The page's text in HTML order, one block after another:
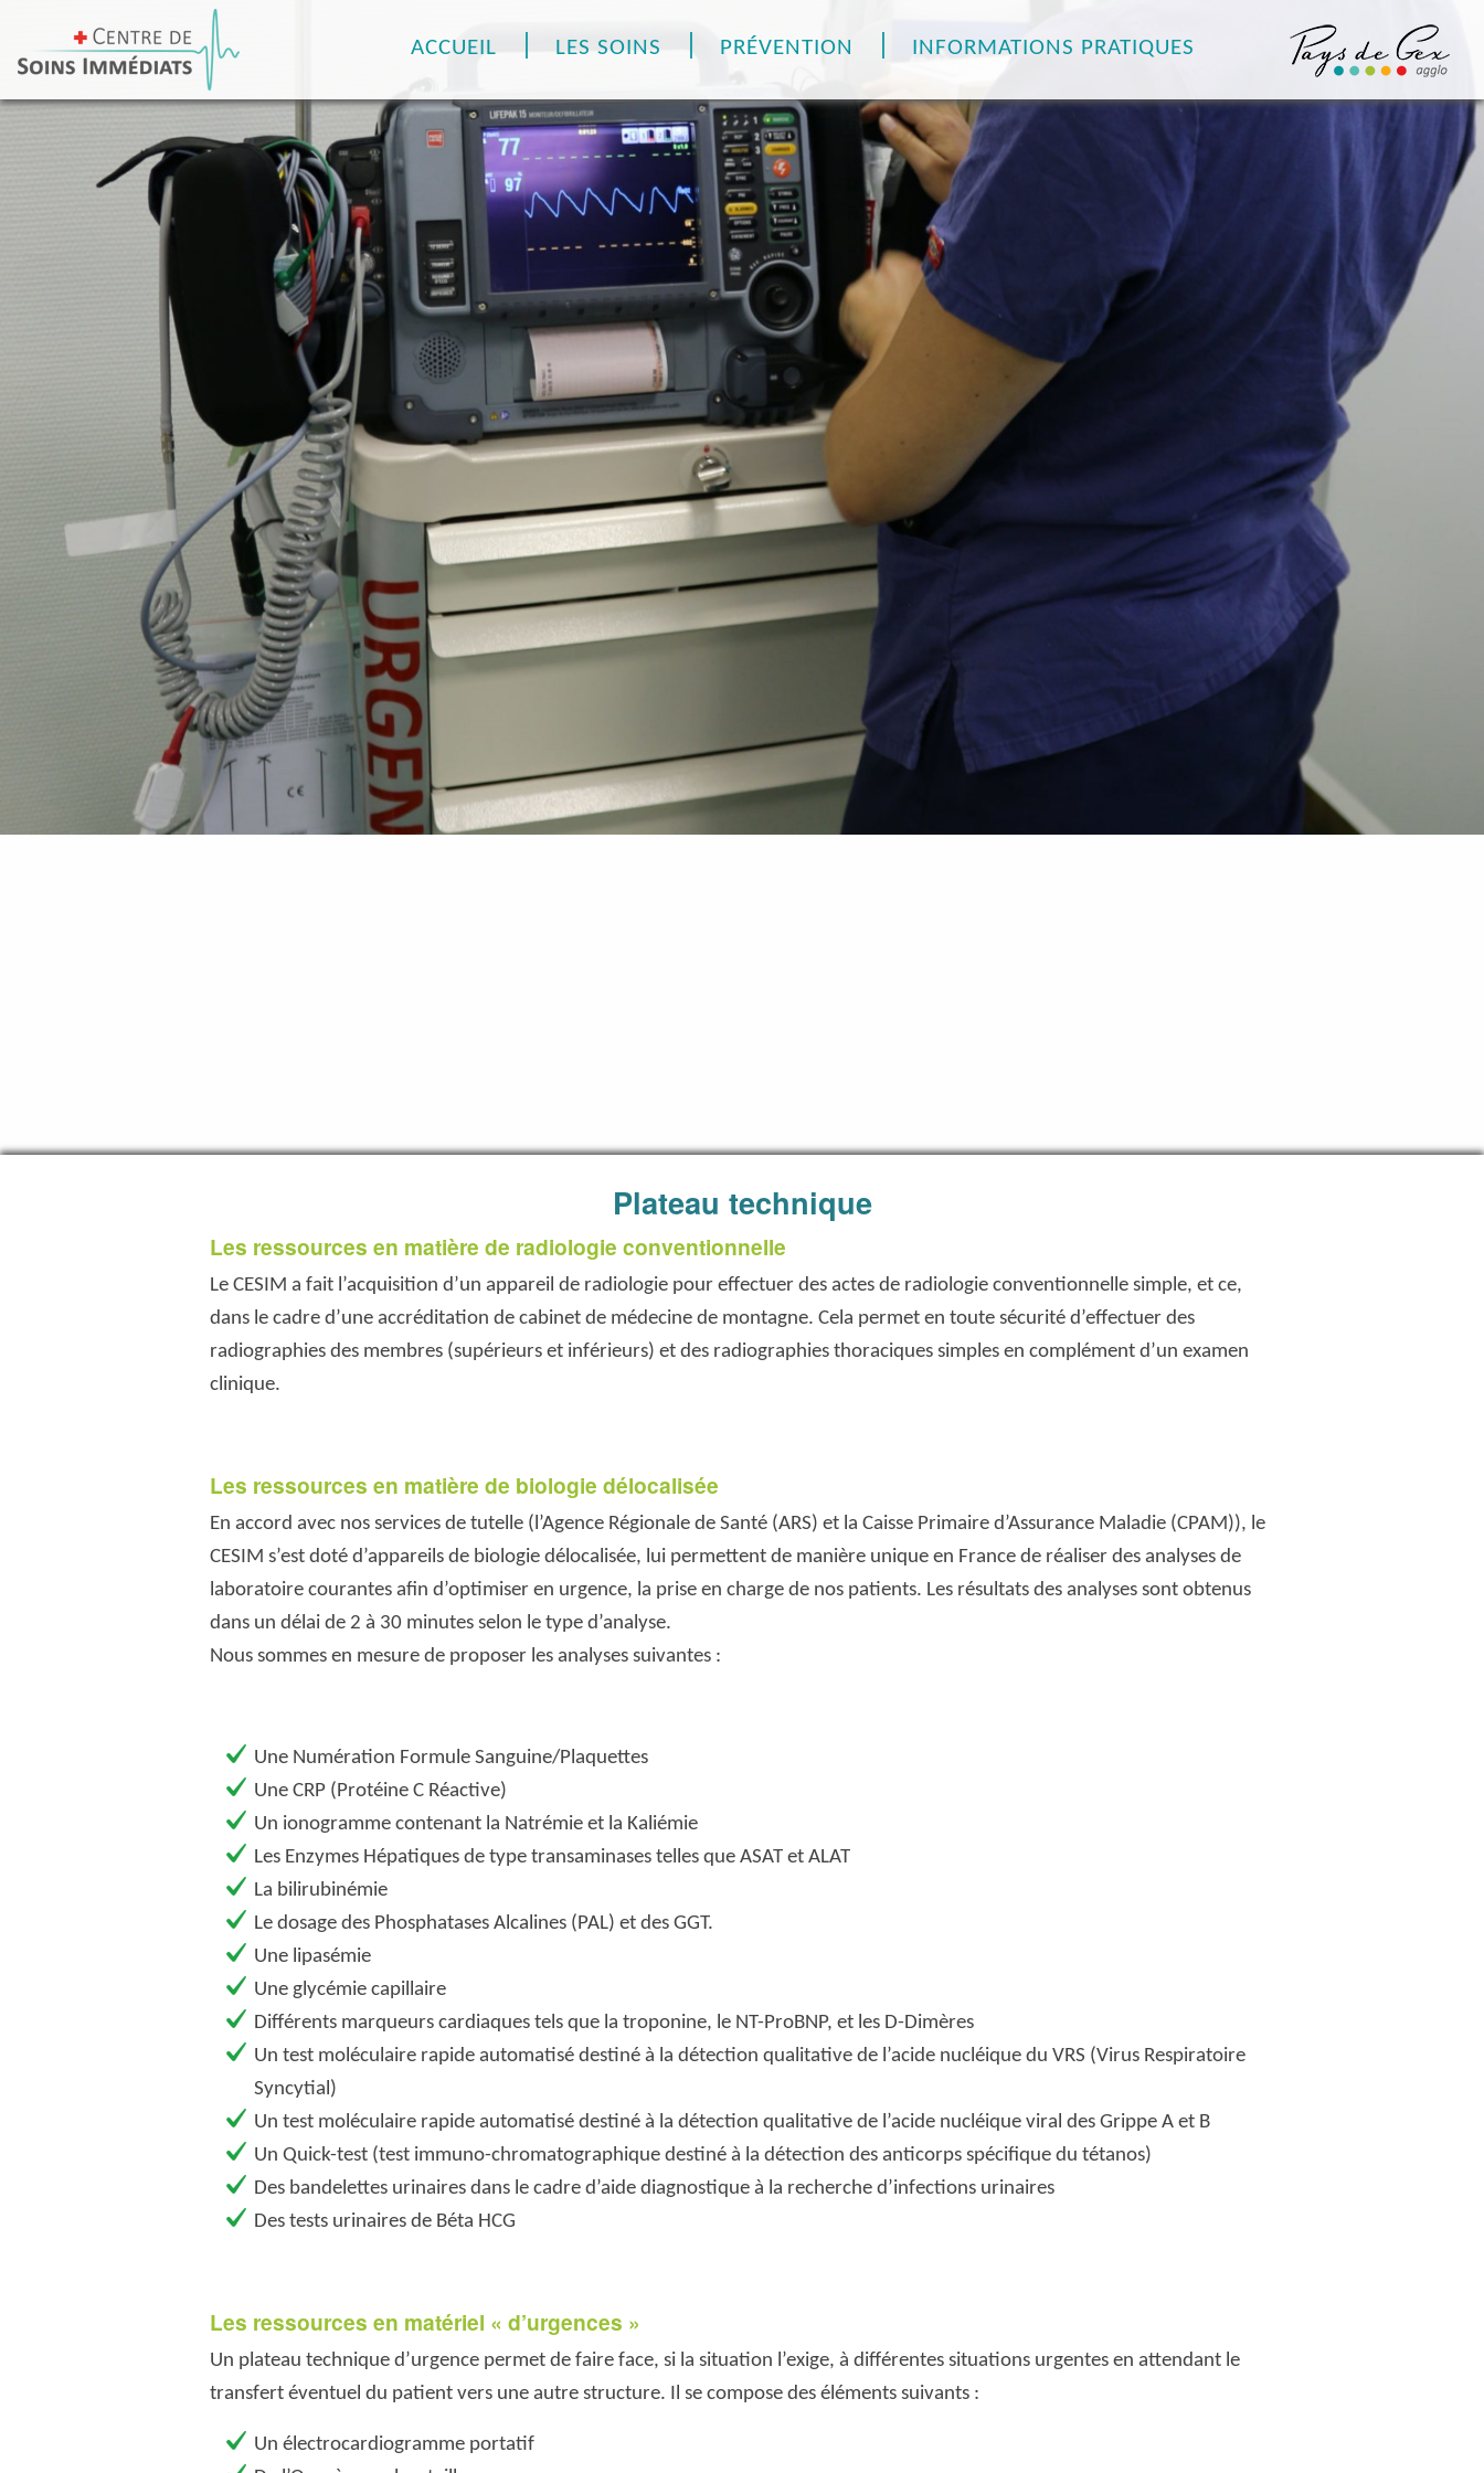
ACCUEIL LES SOINS PRÉVENTION INFORMATIONS PRATIQUES
Plateau technique
Les ressources en matière de radiologie conventionnelle
Le CESIM a fait l’acquisition d’un appareil de radiologie pour effectuer des actes de radiologie conventionnelle simple, et ce,
dans le cadre d’une accréditation de cabinet de médecine de montagne. Cela permet en toute sécurité d’effectuer des
radiographies des membres (supérieurs et inférieurs) et des radiographies thoraciques simples en complément d’un examen
clinique.
Les ressources en matière de biologie délocalisée
En accord avec nos services de tutelle (l’Agence Régionale de Santé (ARS) et la Caisse Primaire d’Assurance Maladie (CPAM)), le
CESIM s’est doté d’appareils de biologie délocalisée, lui permettent de manière unique en France de réaliser des analyses de
laboratoire courantes afin d’optimiser en urgence, la prise en charge de nos patients. Les résultats des analyses sont obtenus
dans un délai de 2 à 30 minutes selon le type d’analyse.
Nous sommes en mesure de proposer les analyses suivantes :
Une Numération Formule Sanguine/Plaquettes
Une CRP (Protéine C Réactive)
Un ionogramme contenant la Natrémie et la Kaliémie
Les Enzymes Hépatiques de type transaminases telles que ASAT et ALAT
La bilirubinémie
Le dosage des Phosphatases Alcalines (PAL) et des GGT.
Une lipasémie
Une glycémie capillaire
Différents marqueurs cardiaques tels que la troponine, le NT-ProBNP, et les D-Dimères
Un test moléculaire rapide automatisé destiné à la détection qualitative de l’acide nucléique du VRS (Virus Respiratoire
Syncytial)
Un test moléculaire rapide automatisé destiné à la détection qualitative de l’acide nucléique viral des Grippe A et B
Un Quick-test (test immuno-chromatographique destiné à la détection des anticorps spécifique du tétanos)
Des bandelettes urinaires dans le cadre d’aide diagnostique à la recherche d’infections urinaires
Des tests urinaires de Béta HCG
Les ressources en matériel « d’urgences »
Un plateau technique d’urgence permet de faire face, si la situation l’exige, à différentes situations urgentes en attendant le
transfert éventuel du patient vers une autre structure. Il se compose des éléments suivants :
Un électrocardiogramme portatif